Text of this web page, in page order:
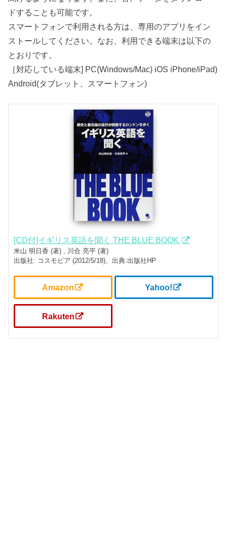
ドすることも可能です。
スマートフォンで利用される方は、専用のアプリをイン
ストールしてください。なお、利用できる端末は以下の
とおりです。
［対応している端末] PC(Windows/Mac) iOS iPhone/iPad)
Android(タブレット、スマートフォン)
[CD付]イギリス英語を聞く THE BLUE BOOK
米山 明日香 (著) , 川合 亮平 (著)
出版社: コスモピア (2012/5/18)、出典:出版社HP
Amazon Yahoo!
Rakuten